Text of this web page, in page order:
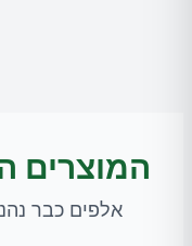
המוצרים
אלפים כבר